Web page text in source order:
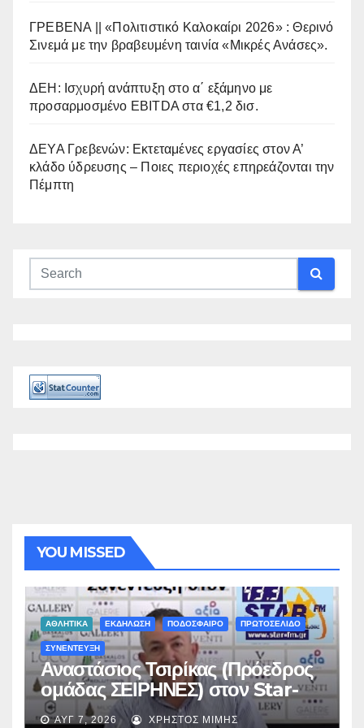
ΓΡΕΒΕΝΑ || «Πολιτιστικό Καλοκαίρι 2026» : Θερινό
Σινεμά με την βραβευμένη ταινία «Μικρές Ανάσες».
ΔΕΗ: Ισχυρή ανάπτυξη στο α΄ εξάμηνο με
προσαρμοσμένο EBITDA στα €1,2 δισ.
ΔΕΥΑ Γρεβενών: Εκτεταμένες εργασίες στον Α’
κλάδο ύδρευσης – Ποιες περιοχές επηρεάζονται την
Πέμπτη
YOU MISSED
ΑΘΛΗΤΙΚΑ ΕΚΔΗΛΩΣΗ ΠΟΔΟΣΦΑΙΡΟ ΠΡΩΤΟΣΕΛΙΔΟ
ΣΥΝΕΝΤΕΥΞΗ
Αναστάσιος Τσιρίκας (Πρόεδρος
ομάδας ΣΕΙΡΗΝΕΣ) στον Star-
fm 93.3: «Το όνειρο έγινε
ΑΥΓ 7, 2026 ΧΡΉΣΤΟΣ ΜΊΜΗΣ